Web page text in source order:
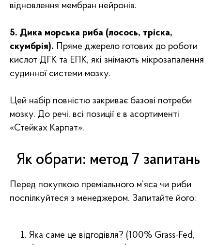
відновлення мембран нейронів.
5. Дика морська риба (лосось, тріска,
скумбрія). Пряме джерело готових до роботи
кислот ДГК та ЕПК, які знімають мікрозапалення
судинної системи мозку.
Цей набір повністю закриває базові потреби
мозку. До речі, всі позиції є в асортименті
«Стейках Карпат».
Як обрати: метод 7 запитань
Перед покупкою преміального м’яса чи риби
поспілкуйтеся з менеджером. Запитайте його:
Яка саме це відгодівля? (100% Grass-Fed,